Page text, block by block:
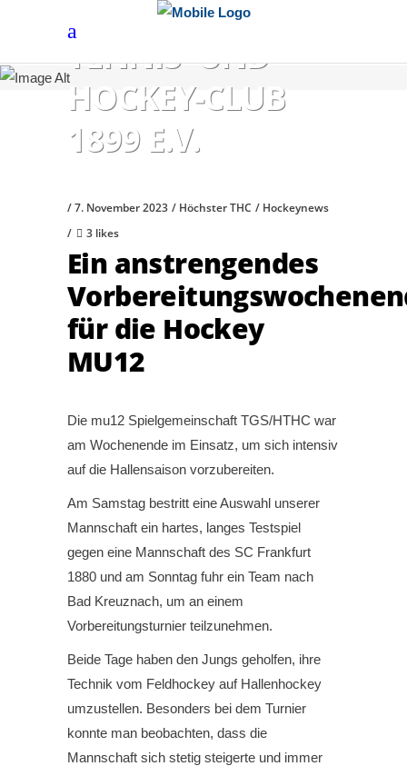
HÖCHSTER
TENNIS- UND
HOCKEY-CLUB
1899 E.V.
7. November 2023 Höchster THC
Hockeynews
3 likes
Ein anstrengendes
für die Hockey
MU12
Die mu12 Spielgemeinschaft TGS/HTHC war
am Wochenende im Einsatz, um sich intensiv
auf die Hallensaison vorzubereiten.
Am Samstag bestritt eine Auswahl unserer
Mannschaft ein hartes, langes Testspiel
gegen eine Mannschaft des SC Frankfurt
1880 und am Sonntag fuhr ein Team nach
Bad Kreuznach, um an einem
Vorbereitungsturnier teilzunehmen.
Beide Tage haben den Jungs geholfen, ihre
Technik vom Feldhockey auf Hallenhockey
umzustellen. Besonders bei dem Turnier
konnte man beobachten, dass die
Mannschaft sich stetig steigerte und immer